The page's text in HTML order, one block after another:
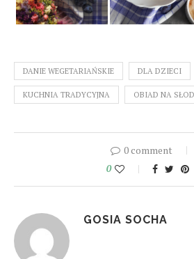
DANIE WEGETARIAŃSKIE DLA DZIECI
KUCHNIA TRADYCYJNA OBIAD NA
0 comment
0
GOSIA SOCHA